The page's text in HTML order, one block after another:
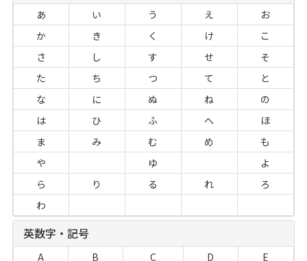
あ い う え
お
か
き く け
こ
さ
し す せ
そ
た
ち つ て
と
な
に ぬ ね
の
は
ひ ふ へ
ほ
ま
み む め
も
や
ゆ
よ
ら
り る れ
ろ
わ
英数字・記号
A B C D
E